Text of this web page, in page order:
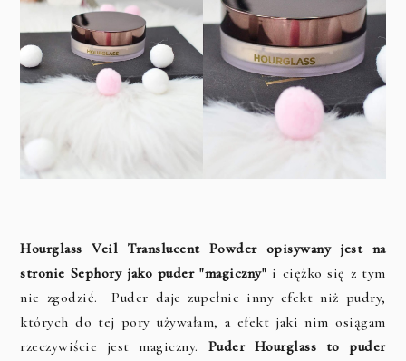
Hourglass Veil Translucent Powder opisywany jest na
stronie Sephory jako puder "magiczny" i ciężko się z tym
nie zgodzić. Puder daje zupełnie inny efekt niż pudry,
których do tej pory używałam, a efekt jaki nim osiągam
rzeczywiście jest magiczny. Puder Hourglass to puder